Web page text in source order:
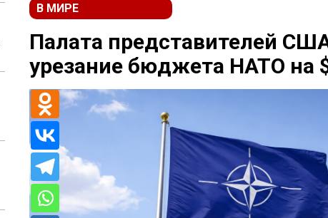
В МИРЕ
Палата представителей
урезание бюджета НАТО на